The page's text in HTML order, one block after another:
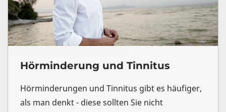
Hörminderung und Tinnitus
Hörminderungen und Tinnitus gibt es häufiger,
als man denkt - diese sollten Sie nicht